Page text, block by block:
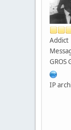
Addict
GROS
IP